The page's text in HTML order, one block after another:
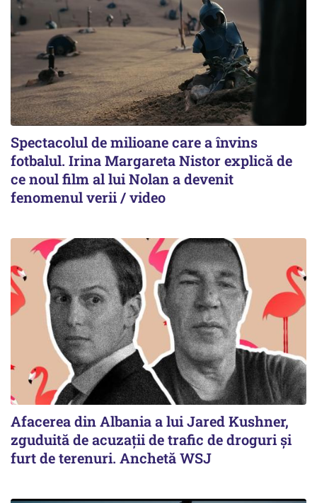
Spectacolul de milioane care a învins
fotbalul. Irina Margareta Nistor explică de
ce noul film al lui Nolan a devenit
fenomenul verii / video
Afacerea din Albania a lui Jared Kushner,
zguduită de acuzații de trafic de droguri și
furt de terenuri. Anchetă WSJ